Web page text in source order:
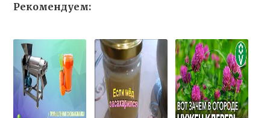
Рекомендуем: